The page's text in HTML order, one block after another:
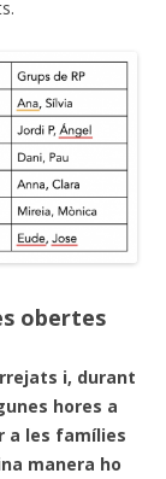
obertes
i, durant
hores a
a les famílies
manera ho